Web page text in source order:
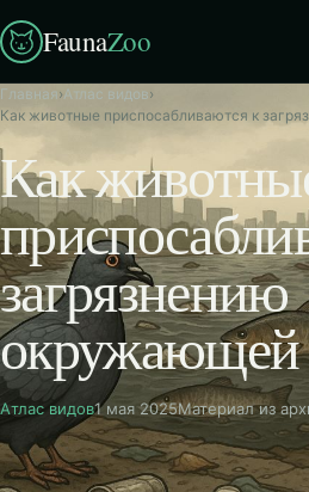
FaunaZoo
Главная›Атлас видов›
Как животные приспосабливаются к
Как
загрязнению
окружающей
Атлас видов1 мая 2025Материал из